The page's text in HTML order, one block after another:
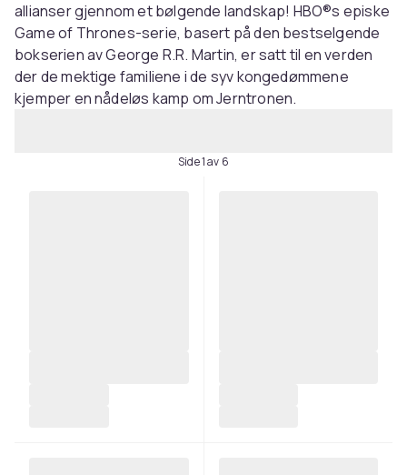
allianser gjennom et bølgende landskap! HBO®s episke
Game of Thrones-serie, basert på den bestselgende
bokserien av George R.R. Martin, er satt til en verden
der de mektige familiene i de syv kongedømmene
kjemper en nådeløs kamp om Jerntronen.
Side 1 av 6